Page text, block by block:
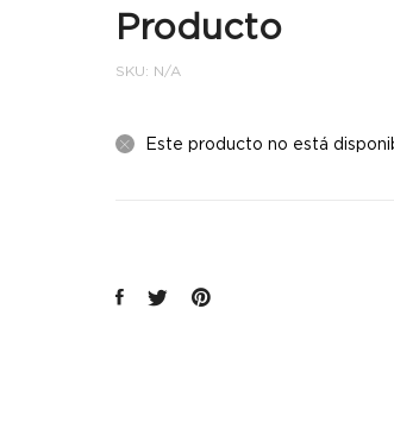
Producto
SKU: N/A
Este producto no está